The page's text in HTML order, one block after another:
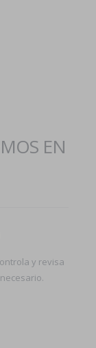
EN
y revisa